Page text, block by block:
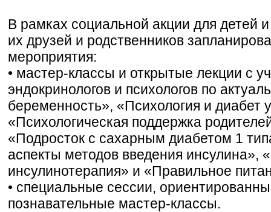
В рамках социальной акции для детей
их друзей и родственников
мероприятия:
• мастер-классы и открытые лекции с
эндокринологов и психологов по
беременность», «Психология и диабет
«Психологическая поддержка
«Подросток с сахарным диабетом 1
аспекты методов введения инсулина»,
инсулинотерапия» и «Правильное
• специальные сессии,
познавательные мастер-классы.